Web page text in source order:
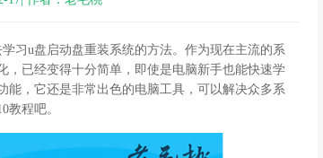
习u盘启动盘重装系统的方法。作为现在主流的系
，已经变得十分简单，即使是电脑新手也能快速学
能，它还是非常出色的电脑工具，可以解决众多系
教程吧。